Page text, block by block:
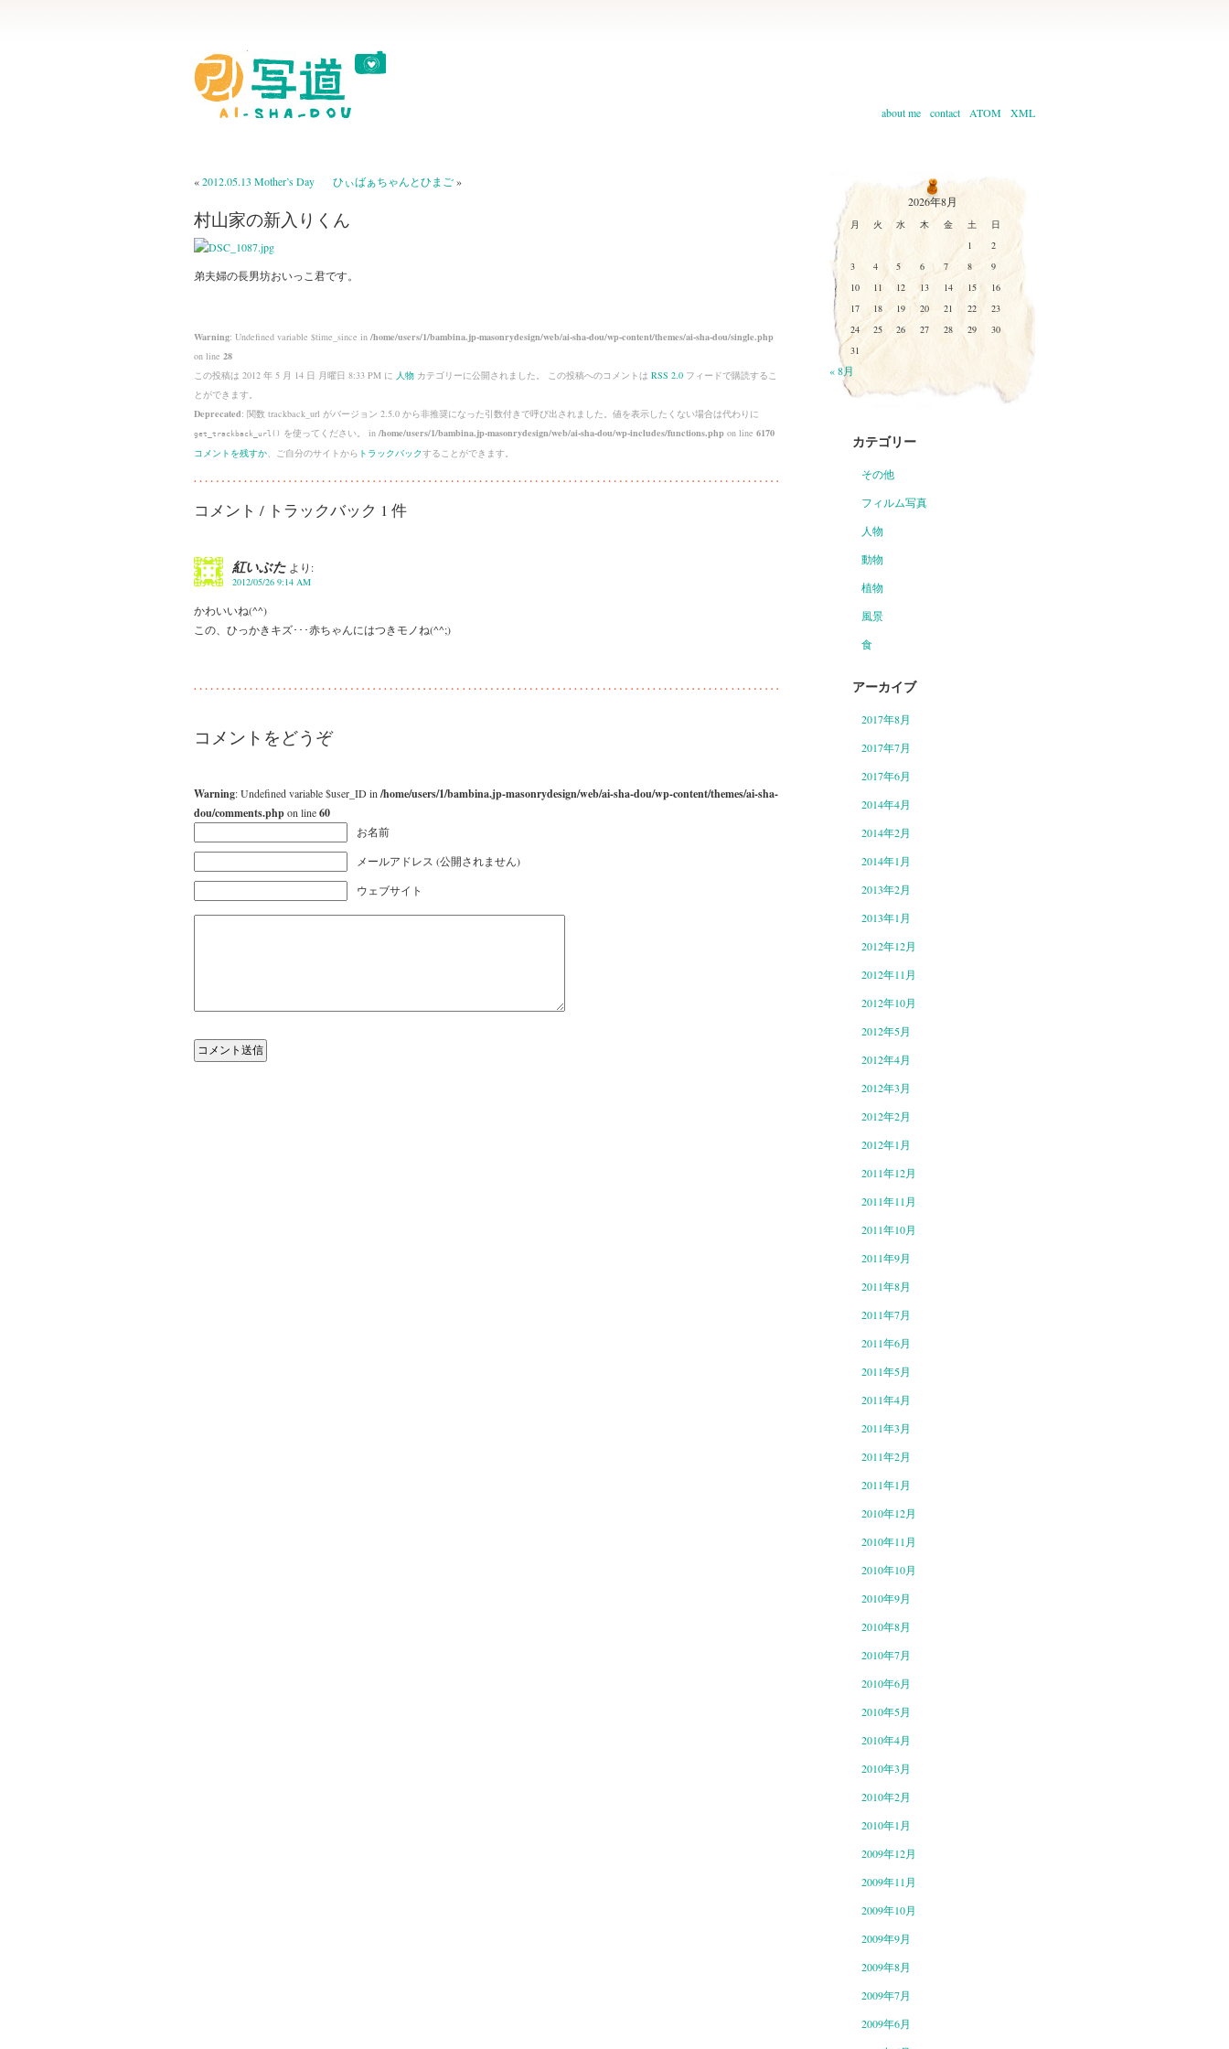
about me contact ATOM XML
«2012.05.13 Mother’s Day ひぃばぁちゃんとひまご»
村山家の新入りくん
弟夫婦の長男坊おいっこ君です。
Warning: Undefined variable $time_since in /home/users/1/bambina.jp-masonrydesign/web/ai-sha-dou/wp-content/themes/ai-sha-dou/single.php
on line 28
この投稿は 2012 年 5 月 14 日 月曜日 8:33 PM に 人物 カテゴリーに公開されました。 この投稿へのコメントは RSS 2.0 フィードで購読するこ
とができます。
Deprecated: 関数 trackback_url がバージョン 2.5.0 から非推奨になった引数付きで呼び出されました。値を表示したくない場合は代わりに
get_trackback_url() を使ってください。 in /home/users/1/bambina.jp-masonrydesign/web/ai-sha-dou/wp-includes/functions.php on line 6170
コメントを残すか、ご自分のサイトから トラックバックすることができます。
コメント / トラックバック 1 件
紅いぶた より:
2012/05/26 9:14 AM
かわいいね(^^)
この、ひっかきキズ･･･赤ちゃんにはつきモノね(^^;)
コメントをどうぞ
Warning: Undefined variable $user_ID in /home/users/1/bambina.jp-masonrydesign/web/ai-sha-dou/wp-content/themes/ai-sha-
dou/comments.phpon line60
お名前
メールアドレス (公開されません)
ウェブサイト
2026年8月
月 火 水 木 金 土
日
1
2
3
4 5 6 7 8
9
10
11 12 13 14 15
16
17
18 19 20 21 22
23
24
25 26 27 28 29
30
31
« 8月
カテゴリー
その他
フィルム写真
人物
動物
植物
風景
食
アーカイブ
2017年8月
2017年7月
2017年6月
2014年4月
2014年2月
2014年1月
2013年2月
2013年1月
2012年12月
2012年11月
2012年10月
2012年5月
2012年4月
2012年3月
2012年2月
2012年1月
2011年12月
2011年11月
2011年10月
2011年9月
2011年8月
2011年7月
2011年6月
2011年5月
2011年4月
2011年3月
2011年2月
2011年1月
2010年12月
2010年11月
2010年10月
2010年9月
2010年8月
2010年7月
2010年6月
2010年5月
2010年4月
2010年3月
2010年2月
2010年1月
2009年12月
2009年11月
2009年10月
2009年9月
2009年8月
2009年7月
2009年6月